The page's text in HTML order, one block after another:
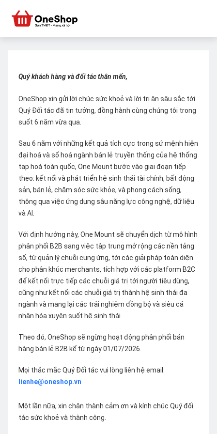
Quý khách hàng và đối tác thân mến,
OneShop xin gửi lời chúc sức khoẻ và lời tri ân sâu sắc tới
Quý Đối tác đã tin tưởng, đồng hành cùng chúng tôi trong
suốt 6 năm vừa qua.
Sau 6 năm với những kết quả tích cực trong sứ mệnh hiện
đại hoá và số hoá ngành bán lẻ truyền thống của hệ thống
tạp hoá toàn quốc, One Mount bước vào giai đoạn tiếp
theo: kết nối và phát triển hệ sinh thái tài chính, bất động
sản, bán lẻ, chăm sóc sức khỏe, và phong cách sống,
thông qua việc ứng dụng sâu năng lực công nghệ, dữ liệu
và AI.
Với định hướng này, One Mount sẽ chuyển dịch từ mô hình
phân phối B2B sang việc tập trung mở rộng các nền tảng
số, từ quản lý chuỗi cung ứng, tới các giải pháp toàn diện
cho phân khúc merchants, tích hợp với các platform B2C
để kết nối trực tiếp các chuỗi giá trị tới người tiêu dùng,
cũng như kết nối các chuỗi giá trị thành hệ sinh thái đa
ngành và mang lại các trải nghiệm đồng bộ và siêu cá
nhân hóa xuyên suốt hệ sinh thái
Theo đó, OneShop sẽ ngừng hoạt động phân phối bán
hàng bán lẻ B2B kể từ ngày 01/07/2026.
Mọi thắc mắc Quý Đối tác vui lòng liên hệ email:
lienhe@oneshop.vn
Một lần nữa, xin chân thành cảm ơn và kính chúc Quý đối
tác sức khoẻ và thành công.